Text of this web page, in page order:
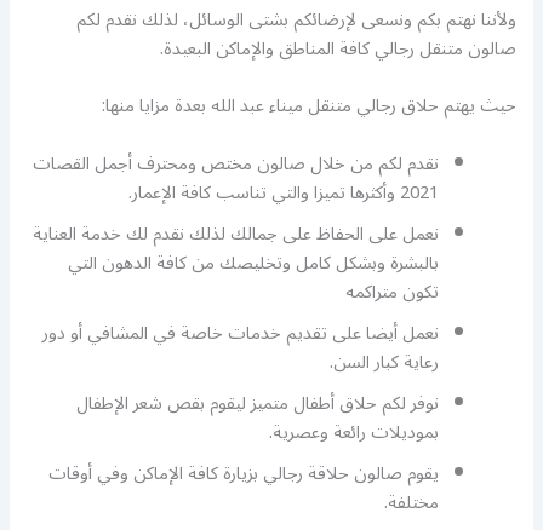
ولأننا نهتم بكم ونسعى لإرضائكم بشتى الوسائل، لذلك نقدم لكم
صالون متنقل رجالي كافة المناطق والإماكن البعيدة.
حيث يهتم حلاق رجالي متنقل ميناء عبد الله بعدة مزايا منها:
نقدم لكم من خلال صالون مختص ومحترف أجمل القصات
2021 وأكثرها تميزا والتي تناسب كافة الإعمار.
نعمل على الحفاظ على جمالك لذلك نقدم لك خدمة العناية
بالبشرة وبشكل كامل وتخليصك من كافة الدهون التي
تكون متراكمه
نعمل أيضا على تقديم خدمات خاصة في المشافي أو دور
رعاية كبار السن.
نوفر لكم حلاق أطفال متميز ليقوم بقص شعر الإطفال
بموديلات رائعة وعصرية.
يقوم صالون حلاقة رجالي بزيارة كافة الإماكن وفي أوقات
مختلفة.